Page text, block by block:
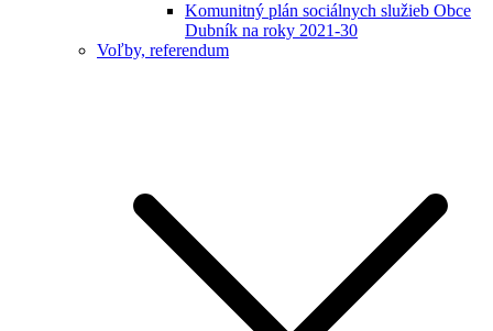
Komunitný plán sociálnych služieb Obce
Dubník na roky 2021-30
Voľby, referendum